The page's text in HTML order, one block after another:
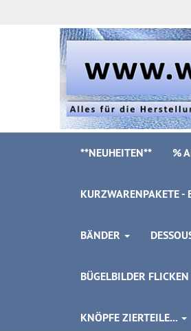
**NEUHEITEN** %
KURZWARENPAKETE -
BÄNDER
BÜGELBILDER FLICKEN
KNÖPFE ZIERTEILE...